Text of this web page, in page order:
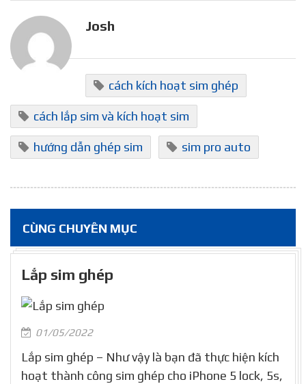
Josh
cách kích hoạt sim ghép
cách lắp sim và kích hoạt sim
hướng dẫn ghép sim sim pro auto
CÙNG CHUYÊN MỤC
Lắp sim ghép
01/05/2022
Lắp sim ghép – Như vậy là bạn đã thực hiện kích
hoạt thành công sim ghép cho iPhone 5 lock, 5s,